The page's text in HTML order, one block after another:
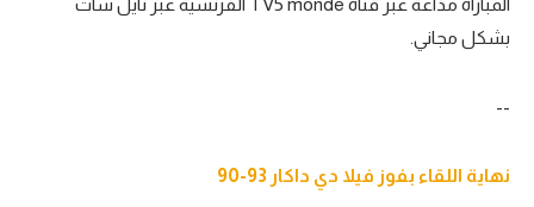
ركن الألعاب
أقسام خاصة
ميركاتو
بشكل مجاني.
--
نهاية اللقاء بفوز فيلا دي داكار 93-90